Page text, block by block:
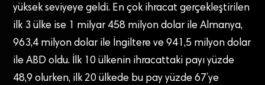
yüksek seviyeye geldi. En çok ihracat gerçekleştirilen
ilk 3 ülke ise 1 milyar 458 milyon dolar ile Almanya,
963,4 milyon dolar ile İngiltere ve 941,5 milyon dolar
ile ABD oldu. İlk 10 ülkenin ihracattaki payı yüzde
48,9 olurken, ilk 20 ülkede bu pay yüzde 67’ye